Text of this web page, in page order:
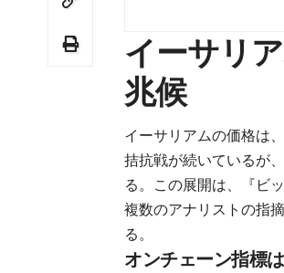
イーサリ
兆候
イーサリアムの価格は
拮抗戦が続いているが
る。この展開は、『ビ
複数のアナリストの指
る。
オンチェーン指標